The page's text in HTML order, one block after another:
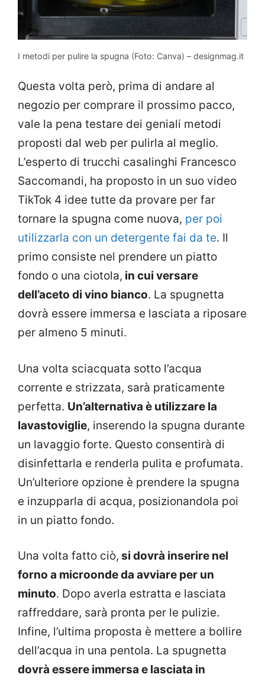
I metodi per pulire la spugna (Foto: Canva) – designmag.it
Questa volta però, prima di andare al
negozio per comprare il prossimo pacco,
vale la pena testare dei geniali metodi
proposti dal web per pulirla al meglio.
L’esperto di trucchi casalinghi Francesco
Saccomandi, ha proposto in un suo video
TikTok 4 idee tutte da provare per far
tornare la spugna come nuova, per poi
utilizzarla con un detergente fai da te. Il
primo consiste nel prendere un piatto
fondo o una ciotola, in cui versare
dell’aceto di vino bianco. La spugnetta
dovrà essere immersa e lasciata a riposare
per almeno 5 minuti.
Una volta sciacquata sotto l’acqua
corrente e strizzata, sarà praticamente
perfetta. Un’alternativa è utilizzare la
lavastoviglie, inserendo la spugna durante
un lavaggio forte. Questo consentirà di
disinfettarla e renderla pulita e profumata.
Un’ulteriore opzione è prendere la spugna
e inzupparla di acqua, posizionandola poi
in un piatto fondo.
Una volta fatto ciò, si dovrà inserire nel
forno a microonde da avviare per un
minuto. Dopo averla estratta e lasciata
raffreddare, sarà pronta per le pulizie.
Infine, l’ultima proposta è mettere a bollire
dell’acqua in una pentola. La spugnetta
dovrà essere immersa e lasciata in